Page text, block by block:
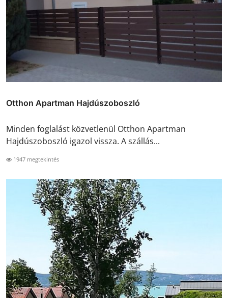
Otthon Apartman Hajdúszoboszló
Minden foglalást közvetlenül Otthon Apartman
Hajdúszoboszló igazol vissza. A szállás...
1947 megtekintés